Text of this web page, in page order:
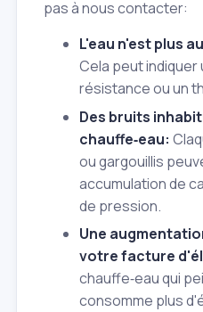
pas à nous contacter:
L'eau n'est plus
Cela peut indiquer
résistance ou un
Des bruits
chauffe‑eau:
ou gargouillis
accumulation de
de pression.
Une
votre facture
chauffe‑eau qui
consomme plus